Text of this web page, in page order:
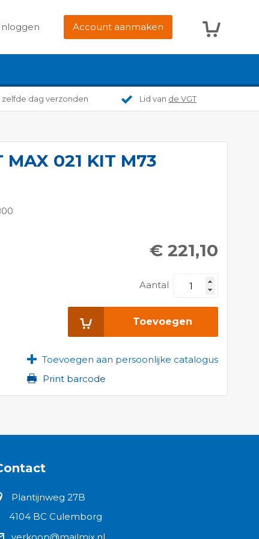
Inloggen Account aanmaken
zelfde dag verzonden Lid van de VGT
MAX 021 KIT M73
€ 221,10
Aantal
Toevoegen
Toevoegen aan persoonlijke catalogus
Print barcode
Plantijnweg 27B
4104 BC Culemborg